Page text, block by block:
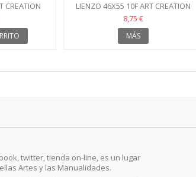
CREATION
LIENZO 46X55 10F ART CREATION
8,75 €
MÁS
twitter, tienda on-line, es un lugar
Artes y las Manualidades.